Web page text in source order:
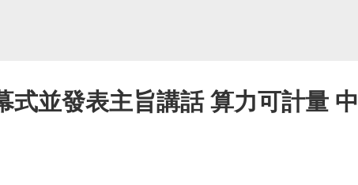
式並發表主旨講話 算力可計量 中